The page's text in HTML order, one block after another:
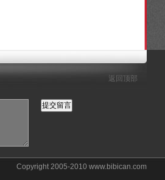
Copyright 2005-2010 www.bibican.com
返回顶部